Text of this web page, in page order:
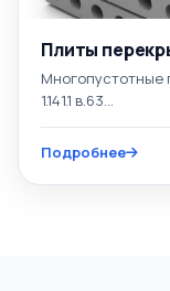
Плиты
Многопустотные
1.141.1 в.63...
Подробнее